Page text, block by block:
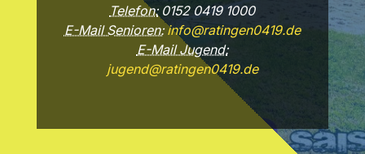
Telefon:0152 0419 1000
E-Mail Senioren:info@ratingen0419.de
E-Mail Jugend:
jugend@ratingen0419.de